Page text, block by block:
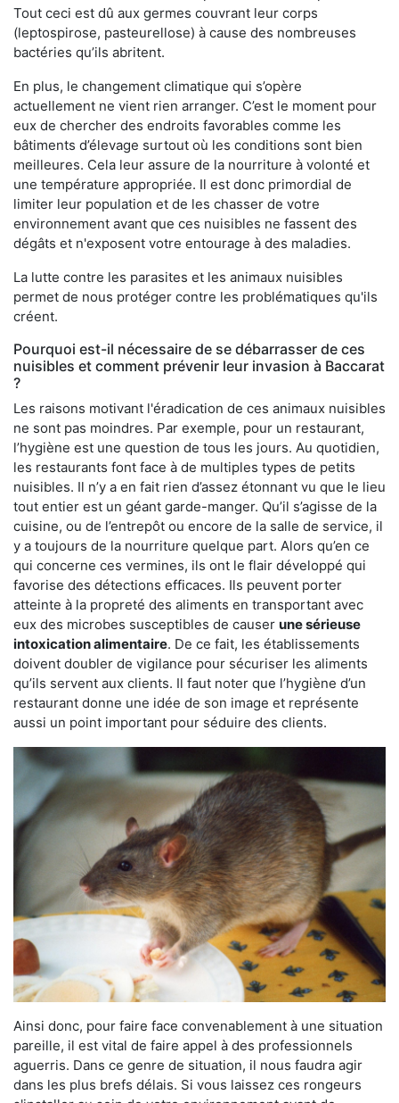
Tout ceci est dû aux germes couvrant leur corps
(leptospirose, pasteurellose) à cause des nombreuses
bactéries qu’ils abritent.
En plus, le changement climatique qui s’opère
actuellement ne vient rien arranger. C’est le moment pour
eux de chercher des endroits favorables comme les
bâtiments d’élevage surtout où les conditions sont bien
meilleures. Cela leur assure de la nourriture à volonté et
une température appropriée. Il est donc primordial de
limiter leur population et de les chasser de votre
environnement avant que ces nuisibles ne fassent des
dégâts et n'exposent votre entourage à des maladies.
La lutte contre les parasites et les animaux nuisibles
permet de nous protéger contre les problématiques qu'ils
créent.
Pourquoi est-il nécessaire de se débarrasser de ces
nuisibles et comment prévenir leur invasion à Baccarat
?
Les raisons motivant l'éradication de ces animaux nuisibles
ne sont pas moindres. Par exemple, pour un restaurant,
l’hygiène est une question de tous les jours. Au quotidien,
les restaurants font face à de multiples types de petits
nuisibles. Il n’y a en fait rien d’assez étonnant vu que le lieu
tout entier est un géant garde-manger. Qu’il s’agisse de la
cuisine, ou de l’entrepôt ou encore de la salle de service, il
y a toujours de la nourriture quelque part. Alors qu’en ce
qui concerne ces vermines, ils ont le flair développé qui
favorise des détections efficaces. Ils peuvent porter
atteinte à la propreté des aliments en transportant avec
eux des microbes susceptibles de causer une sérieuse
intoxication alimentaire. De ce fait, les établissements
doivent doubler de vigilance pour sécuriser les aliments
qu’ils servent aux clients. Il faut noter que l’hygiène d’un
restaurant donne une idée de son image et représente
aussi un point important pour séduire des clients.
Ainsi donc, pour faire face convenablement à une situation
pareille, il est vital de faire appel à des professionnels
aguerris. Dans ce genre de situation, il nous faudra agir
dans les plus brefs délais. Si vous laissez ces rongeurs